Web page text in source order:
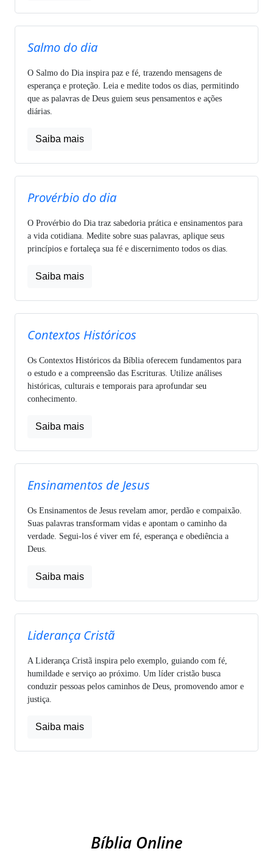
Salmo do dia
O Salmo do Dia inspira paz e fé, trazendo mensagens de
esperança e proteção. Leia e medite todos os dias, permitindo
que as palavras de Deus guiem seus pensamentos e ações
diárias.
Saiba mais
Provérbio do dia
O Provérbio do Dia traz sabedoria prática e ensinamentos para
a vida cotidiana. Medite sobre suas palavras, aplique seus
princípios e fortaleça sua fé e discernimento todos os dias.
Saiba mais
Contextos Históricos
Os Contextos Históricos da Bíblia oferecem fundamentos para
o estudo e a compreensão das Escrituras. Utilize análises
históricas, culturais e temporais para aprofundar seu
conhecimento.
Saiba mais
Ensinamentos de Jesus
Os Ensinamentos de Jesus revelam amor, perdão e compaixão.
Suas palavras transformam vidas e apontam o caminho da
verdade. Segui-los é viver em fé, esperança e obediência a
Deus.
Saiba mais
Liderança Cristã
A Liderança Cristã inspira pelo exemplo, guiando com fé,
humildade e serviço ao próximo. Um líder cristão busca
conduzir pessoas pelos caminhos de Deus, promovendo amor e
justiça.
Saiba mais
Bíblia Online